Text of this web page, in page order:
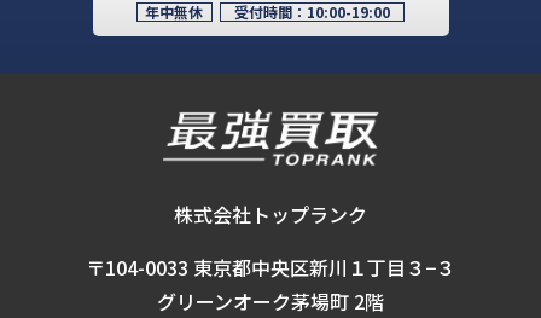
年中無休 受付時間： 10:00-19:00
株式会社トップランク
〒104-0033 東京都中央区新川１丁目３−３
グリーンオーク茅場町 2階